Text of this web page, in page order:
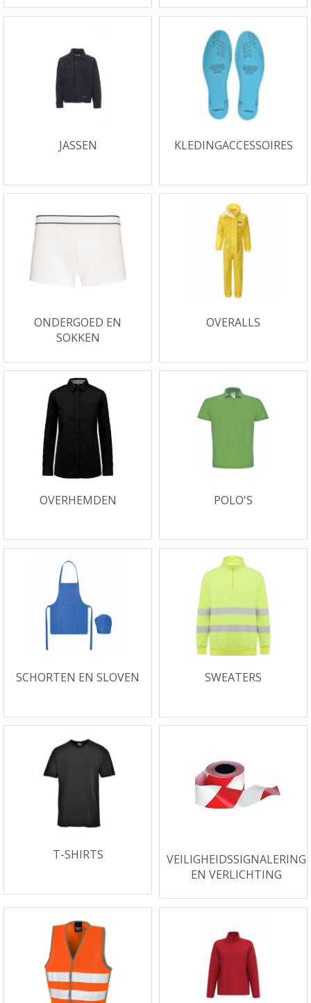
JASSEN KLEDINGACCESSOIRES
ONDERGOED EN
SOKKEN
OVERALLS
OVERHEMDEN POLO'S
SCHORTEN EN SLOVEN SWEATERS
T-SHIRTS
VEILIGHEIDSSIGNALERING
EN VERLICHTING